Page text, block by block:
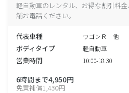
軽自動車のレンタル、お得な割引料
舗お電話ください。
代表車種 ワゴンＲ 他 （
ボディタイプ 軽自動車
営業時間 10:00-18:30
6時間まで4,950円
免責補償1,430円